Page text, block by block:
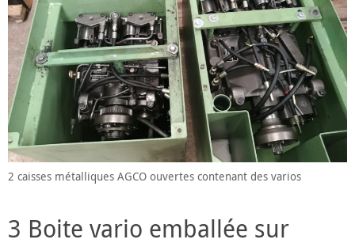
2 caisses métalliques AGCO ouvertes contenant des varios
3 Boite vario emballée sur